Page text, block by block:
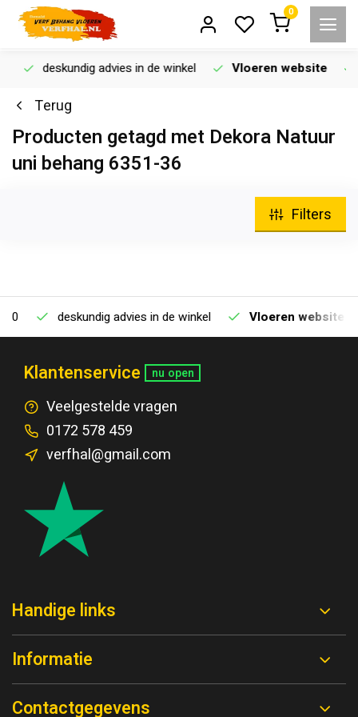
0
deskundig advies in de winkel Vloeren website
Terug
Producten getagd met Dekora Natuur
uni behang 6351-36
Filters
deskundig advies in de winkel Vloeren website
Klantenservice nu open
Veelgestelde vragen
0172 578 459
verfhal@gmail.com
Handige links
Informatie
Contactgegevens